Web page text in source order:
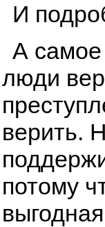
И
А самое
люди
верить.
потому